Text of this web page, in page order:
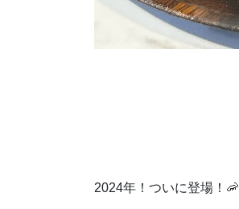
2024年！ついに登場！🦐